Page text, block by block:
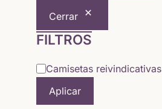
Cerrar
FILTROS
Categoría
Camisetas reivindicativas
Aplicar